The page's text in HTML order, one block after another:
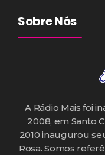
Sobre Nós
A Rádio Mais foi
2008, em Santo
2010 inaugurou
Rosa. Somos